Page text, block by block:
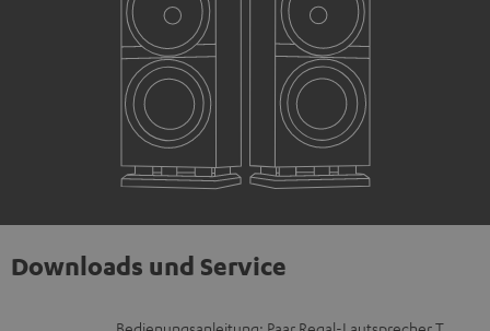
Downloads und Service